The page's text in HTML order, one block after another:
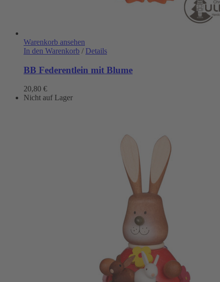
Warenkorb ansehen
In den Warenkorb / Details
BB Federentlein mit Blume
20,80 €
Nicht auf Lager